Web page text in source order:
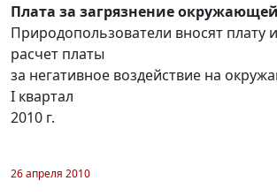
Плата за загрязнение
Природопользователи вносят плату
расчет платы
за негативное воздействие на
I квартал
2010 г.
26 апреля 2010